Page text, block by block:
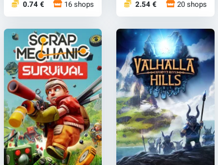
0.74 € 16 shops 2.54 € 20 shops